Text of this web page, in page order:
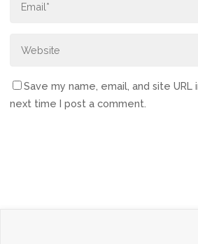
Save my name, email, and site
next time I post a comment.